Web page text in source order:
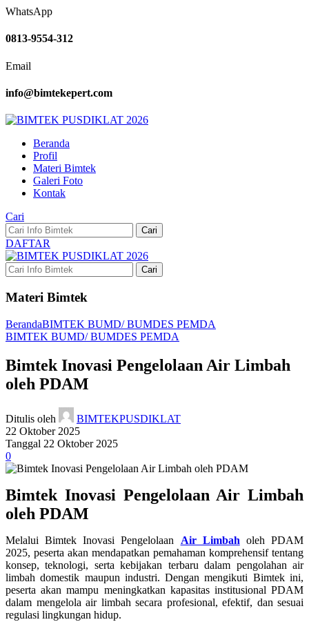
WhatsApp
0813-9554-312
Email
info@bimtekepert.com
Beranda
Profil
Materi Bimtek
Galeri Foto
Kontak
Cari
Cari
DAFTAR
Cari
Materi Bimtek
BerandaBIMTEK BUMD/ BUMDES PEMDA
BIMTEK BUMD/ BUMDES PEMDA
Bimtek Inovasi Pengelolaan Air Limbah
oleh PDAM
Ditulis oleh
BIMTEKPUSDIKLAT
22 Oktober 2025
Tanggal 22 Oktober 2025
0
Bimtek Inovasi Pengelolaan Air Limbah
oleh PDAM
Melalui Bimtek Inovasi Pengelolaan Air Limbah oleh PDAM
2025, peserta akan mendapatkan pemahaman komprehensif tentang
konsep, teknologi, serta kebijakan terbaru dalam pengolahan air
limbah domestik maupun industri. Dengan mengikuti Bimtek ini,
peserta akan mampu meningkatkan kapasitas institusional PDAM
dalam mengelola air limbah secara profesional, efektif, dan sesuai
regulasi lingkungan hidup.